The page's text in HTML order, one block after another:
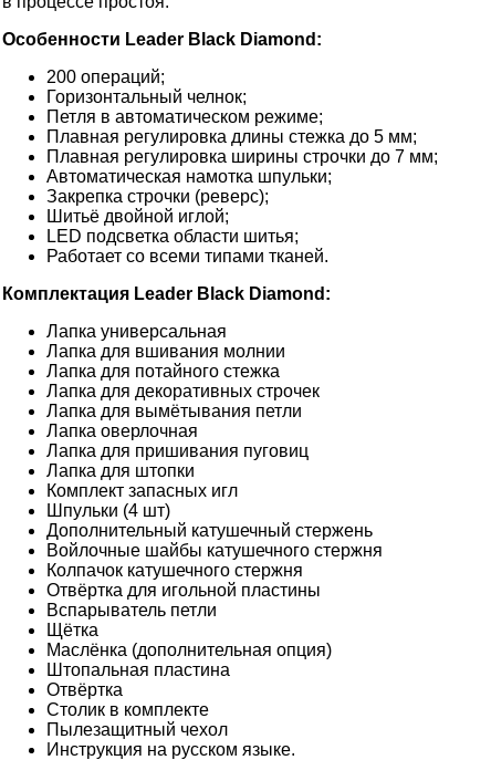
Особенности Leader Black Diamond:
200 операций;
Горизонтальный челнок;
Петля в автоматическом режиме;
Плавная регулировка длины стежка до 5 мм;
Плавная регулировка ширины строчки до 7 мм;
Автоматическая намотка шпульки;
Закрепка строчки (реверс);
Шитьё двойной иглой;
LED подсветка области шитья;
Работает со всеми типами тканей.
Комплектация Leader Black Diamond:
Лапка универсальная
Лапка для вшивания молнии
Лапка для потайного стежка
Лапка для декоративных строчек
Лапка для вымётывания петли
Лапка оверлочная
Лапка для пришивания пуговиц
Лапка для штопки
Комплект запасных игл
Шпульки (4 шт)
Дополнительный катушечный стержень
Войлочные шайбы катушечного стержня
Колпачок катушечного стержня
Отвёртка для игольной пластины
Вспарыватель петли
Щётка
Маслёнка (дополнительная опция)
Штопальная пластина
Отвёртка
Столик в комплекте
Пылезащитный чехол
Инструкция на русском языке.